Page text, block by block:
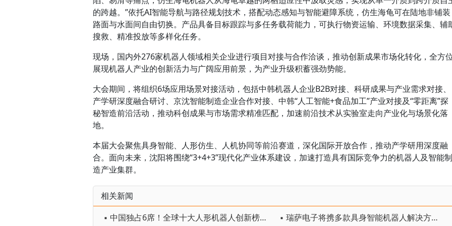
的跨越。”依托AI智能导航与路径规划技术，搭配动态感知与智能避障系统，仿生海龟可在陆地非铺装
路面与水面间自由切换。产品具备目标跟踪与多任务载荷能力，可执行物资运输、环境数据采集、辅
搜救、精准投放等多样化任务。
现场，国内外276家机器人领域相关企业进行项目对接与合作洽谈，推动创新成果市场化转化，全方
展现机器人产业的创新活力与广阔应用前景，为产业升级积蓄强劲势能。
大会期间，将组织6场应用场景对接活动，包括中韩机器人企业B2B对接、科研成果与产业需求对接、
产学研深度融合研讨、京沈智能制造企业合作对接、中韩“人工智能+食品加工”产业对接及“零距离”探
秘智造前沿活动，推动科创成果与市场需求精准匹配，加速前沿技术从实验室走向产业化与场景化落
地。
本届大会聚焦具身智能、人形仿生、人机协同等前沿赛道，深化国际开放合作，推动产学研用深度融
合。面向未来，沈阳将围绕“3+4+3”现代化产业体系建设，加速打造具有国际竞争力的机器人及智能制
造产业集群。
相关新闻
▪ 中国独占6席！全球十大人形机器人创新榜出炉
▪ 瑞萨电子将携多款具身智能机器人解决方案， 首次亮相2026中国具身智能机器人产业大会